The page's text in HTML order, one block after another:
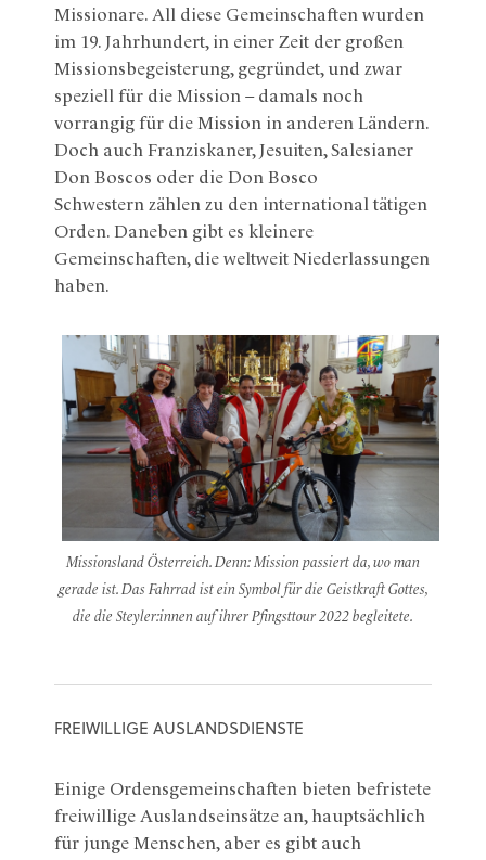
Missionare. All diese Gemeinschaften wurden
im 19. Jahrhundert, in einer Zeit der großen
Missionsbegeisterung, gegründet, und zwar
speziell für die Mission – damals noch
vorrangig für die Mission in anderen Ländern.
Doch auch Franziskaner, Jesuiten, Salesianer
Don Boscos oder die Don Bosco
Schwestern zählen zu den international tätigen
Orden. Daneben gibt es kleinere
Gemeinschaften, die weltweit Niederlassungen
haben.
Missionsland Österreich. Denn: Mission passiert da, wo man
gerade ist. Das Fahrrad ist ein Symbol für die Geistkraft Gottes,
die die Steyler:innen auf ihrer Pfingsttour 2022 begleitete.
FREIWILLIGE AUSLANDSDIENSTE
Einige Ordensgemeinschaften bieten befristete
freiwillige Auslandseinsätze an, hauptsächlich
für junge Menschen, aber es gibt auch